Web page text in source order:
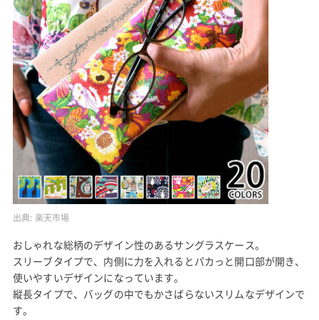
出典: 楽天市場
おしゃれな総柄のデザイン性のあるサングラスケース。
スリーブタイプで、内側に力を入れるとパカっと開口部が開き、
使いやすいデザインになっています。
縦長タイプで、バッグの中でもかさばらないスリムなデザインで
す。